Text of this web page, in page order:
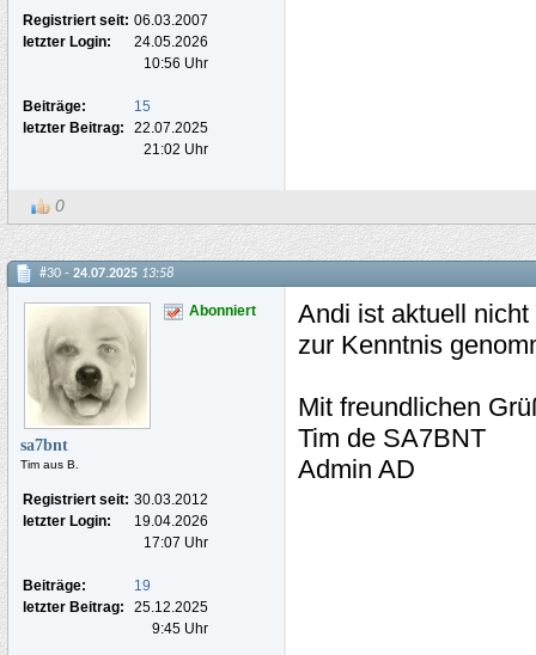
Registriert seit: 06.03.2007
letzter Login:
24.05.2026
10:56 Uhr
Beiträge:
15
letzter Beitrag:
22.07.2025
21:02 Uhr
0
#30 - 24.07.2025 13:58
Abonniert
sa7bnt
Tim aus B.
Registriert seit: 30.03.2012
letzter Login:
19.04.2026
17:07 Uhr
Beiträge:
19
letzter Beitrag:
25.12.2025
9:45 Uhr
Andi ist aktuell
zur Kenntnis
Mit freundlichen
Tim de SA7BNT
Admin AD